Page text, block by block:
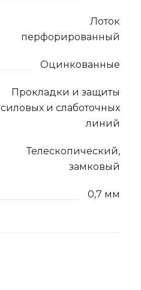
Лоток
перфорированный
Оцинкованные
Прокладки и защиты
силовых и слаботочных
линий
Телескопический,
замковый
0,7 мм